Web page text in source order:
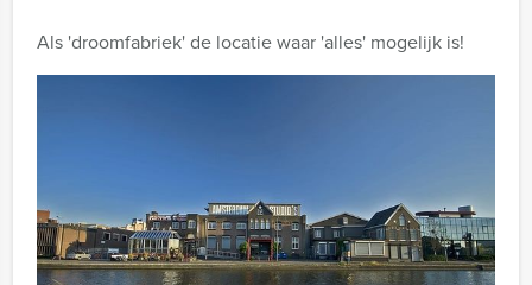
Als 'droomfabriek' de locatie waar 'alles' mogelijk is!